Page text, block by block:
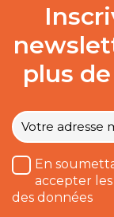
plus
Votre
e-
mail *
Traitement
données *
En
accepter
des données